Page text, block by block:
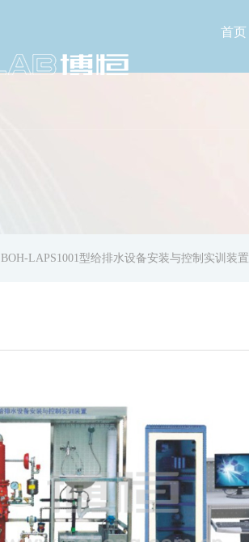
首页
BOH-LAPS1001型给排水设备安装与控制实训装置